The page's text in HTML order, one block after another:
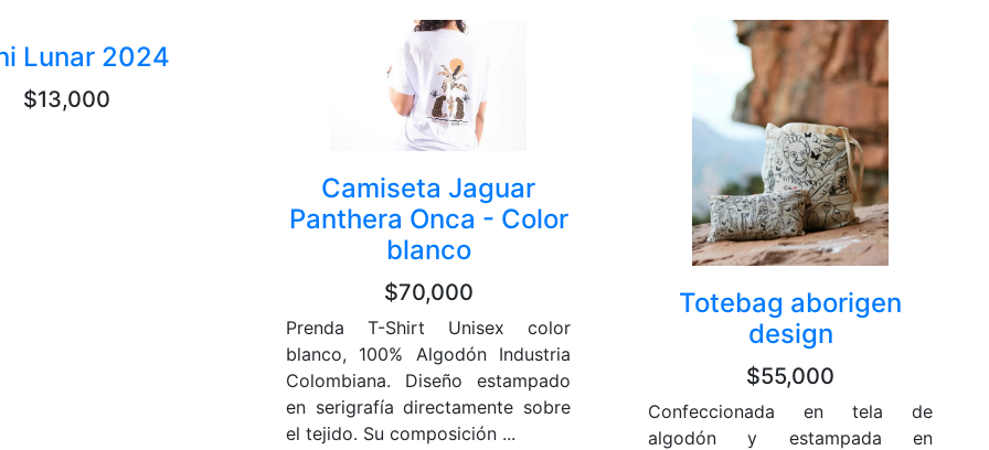
Lunar 2024
$13,000
Camiseta Jaguar
Panthera Onca - Color
blanco
$70,000
Prenda T-Shirt Unisex color
blanco, 100% Algodón Industria
Colombiana. Diseño estampado
en serigrafía directamente sobre
el tejido. Su composición ...
Totebag aborigen
design
$55,000
Confeccionada en tela de
algodón y estampada en